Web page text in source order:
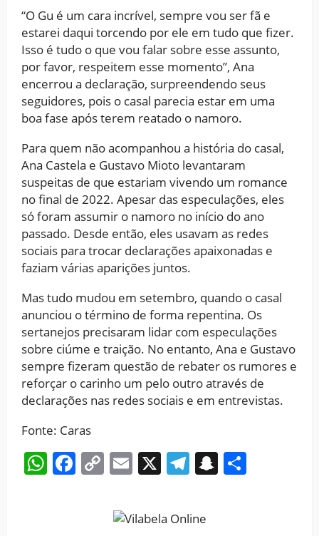
“O Gu é um cara incrível, sempre vou ser fã e
estarei daqui torcendo por ele em tudo que fizer.
Isso é tudo o que vou falar sobre esse assunto,
por favor, respeitem esse momento”, Ana
encerrou a declaração, surpreendendo seus
seguidores, pois o casal parecia estar em uma
boa fase após terem reatado o namoro.
Para quem não acompanhou a história do casal,
Ana Castela e Gustavo Mioto levantaram
suspeitas de que estariam vivendo um romance
no final de 2022. Apesar das especulações, eles
só foram assumir o namoro no início do ano
passado. Desde então, eles usavam as redes
sociais para trocar declarações apaixonadas e
faziam várias aparições juntos.
Mas tudo mudou em setembro, quando o casal
anunciou o término de forma repentina. Os
sertanejos precisaram lidar com especulações
sobre ciúme e traição. No entanto, Ana e Gustavo
sempre fizeram questão de rebater os rumores e
reforçar o carinho um pelo outro através de
declarações nas redes sociais e em entrevistas.
Fonte: Caras
WhatsApp
Facebook
Copy
Link
Email
X Telegram
Snapchat